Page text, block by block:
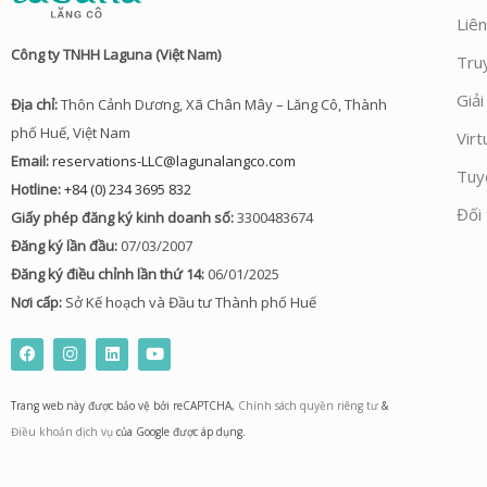
Công ty TNHH Laguna (Việt Nam)
Địa chỉ:Thôn Cảnh Dương, Xã Chân Mây – Lăng Cô, Thành
phố Huế, Việt Nam
Email:reservations-LLC@lagunalangco.com
Hotline:+84 (0) 234 3695 832
Giấy phép đăng ký kinh doanh số:3300483674
Đăng ký lần đầu: 07/03/2007
Đăng ký điều chỉnh lần thứ 14: 06/01/2025
Nơi cấp: Sở Kế hoạch và Đầu tư Thành phố Huế
F
a
c
b
o
o
I
n
s
a
g
r
L
i
n
e
d
i
Y
o
u
u
b
e
Trang web này được bảo vệ bởi reCAPTCHA, Chính sách quyền riêng tư &
Điều khoản dịch vụ của Google được áp dụng.
Đối